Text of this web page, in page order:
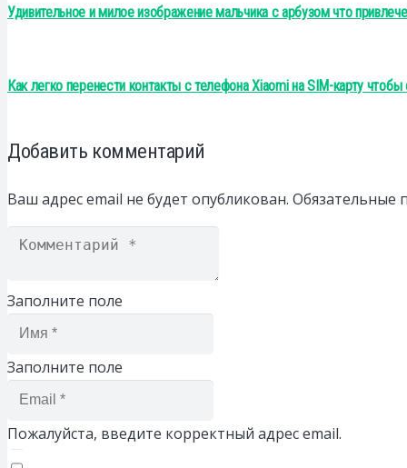
Удивительное и милое изображение мальчика с арбузом что
Как легко перенести контакты с телефона Xiaomi на SIM-карту
Добавить комментарий
Ваш адрес email не будет опубликован. Обязательные
Заполните поле
Заполните поле
Пожалуйста, введите корректный адрес email.